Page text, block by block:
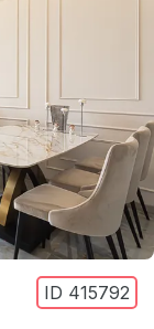
ID 415792